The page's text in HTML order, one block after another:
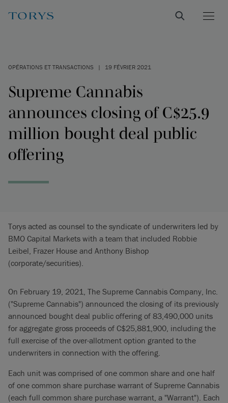
OPÉRATIONS ET TRANSACTIONS | 19 FÉVRIER 2021
Supreme Cannabis
announces closing of C$25.9
million bought deal public
offering
Torys acted as counsel to the syndicate of underwriters led by
BMO Capital Markets with a team that included Robbie
Leibel, Frazer House and Anthony Bishop
(corporate/securities).
On February 19, 2021, The Supreme Cannabis Company, Inc.
("Supreme Cannabis") announced the closing of its previously
announced bought deal public offering of 83,490,000 units
for aggregate gross proceeds of C$25,881,900, including the
full exercise of the over-allotment option granted to the
underwriters in connection with the offering.
Each unit was comprised of one common share and one half
of one common share purchase warrant of Supreme Cannabis
(each full common share purchase warrant, a "Warrant"). Each